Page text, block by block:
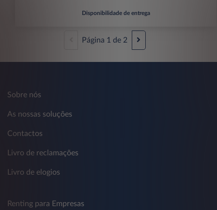
Disponibilidade de entrega
Página 1 de 2
Sobre nós
As nossas soluções
Contactos
Livro de reclamações
Livro de elogios
Renting para Empresas